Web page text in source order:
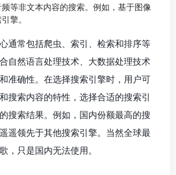
等非文本内容的搜索。例如，基于图像
擎。
通常包括爬虫、索引、检索和排序等
自然语言处理技术、大数据处理技术
准确性。在选择搜索引擎时，用户可
搜索内容的特性，选择合适的搜索引
搜索结果。例如，国内份额最高的搜
遥领先于其他搜索引擎。当然全球最
，只是国内无法使用。